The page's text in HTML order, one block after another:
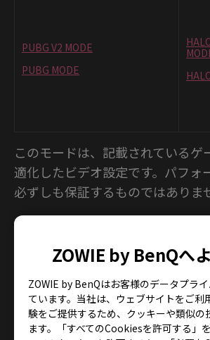
ZOWIE by BenQへ
ZOWIE by BenQはお客様のデータプラ
ています。当社は、ウェブサイトをご利
験をご提供するため、クッキーや類似の
ます。「すべてのCookiesを許可する」
PUBG V2 MODE
PUBG MODE
このモードは、記載されているゲ
適化したビデオ設定です。パフォ
必ずしも保証するものではありま
対応機種